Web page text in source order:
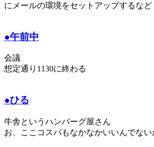
にメールの環境をセットアップするなど
●午前中
会議
想定通り1130に終わる
●ひる
牛舎というハンバーグ屋さん
お、ここコスパもなかなかいいんでない